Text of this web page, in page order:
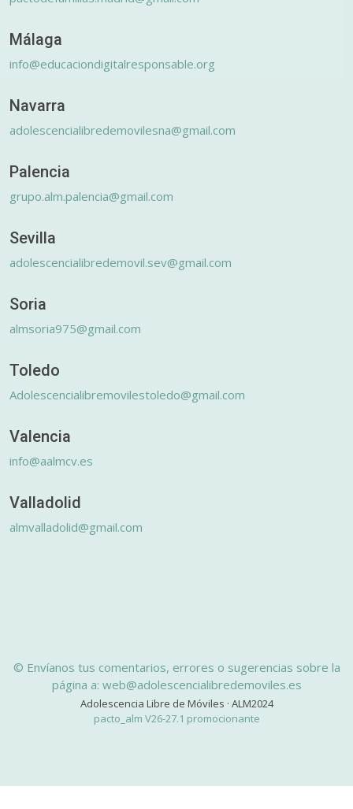
Málaga
info@educaciondigitalresponsable.org
Navarra
adolescencialibredemovilesna@gmail.com
Palencia
grupo.alm.palencia@gmail.com
Sevilla
adolescencialibredemovil.sev@gmail.com
Soria
almsoria975@gmail.com
Toledo
Adolescencialibremovilestoledo@gmail.com
Valencia
info@aalmcv.es
Valladolid
almvalladolid@gmail.com
© Envíanos tus comentarios, errores o sugerencias sobre la
página a: web@adolescencialibredemoviles.es
Adolescencia Libre de Móviles · ALM2024
pacto_alm V26-27.1 promocionante